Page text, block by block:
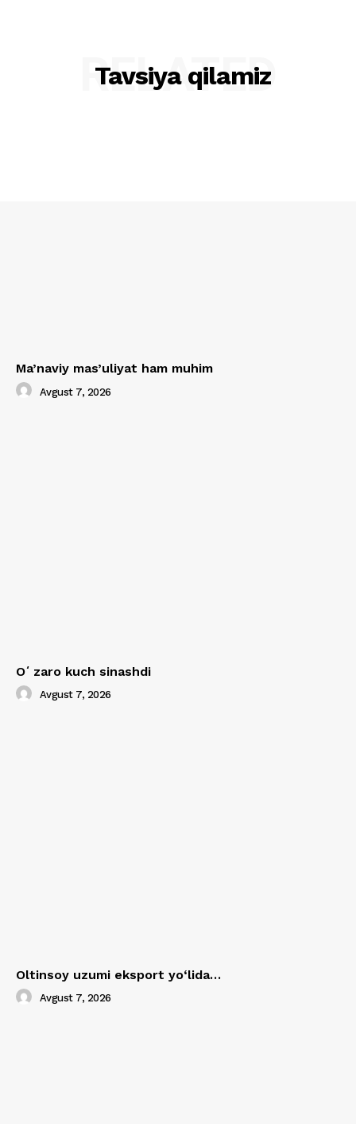
Tavsiya qilamiz
RELATED
Ma’naviy mas’uliyat ham muhim
Avgust 7, 2026
Oʻzaro kuch sinashdi
Avgust 7, 2026
Oltinsoy uzumi eksport yo‘lida…
Avgust 7, 2026